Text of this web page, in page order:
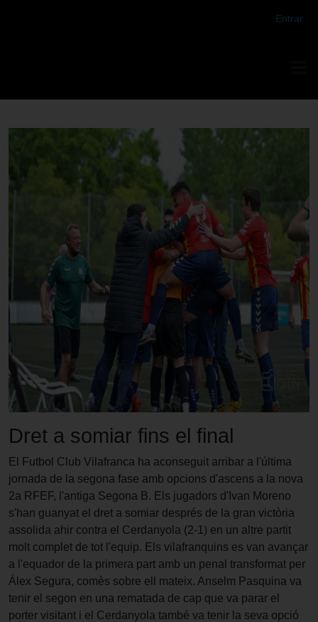
Entrar
Dret a somiar fins el final
El Futbol Club Vilafranca ha aconseguit arribar a l'última
jornada de la segona fase amb opcions d'ascens a la nova
2a RFEF, l'antiga Segona B. Els jugadors d'Ivan Moreno
s'han guanyat el dret a somiar després de la gran victòria
assolida ahir contra el Cerdanyola (2-1) en un altre partit
molt complet de tot l'equip. Els vilafranquins es van avançar
a l'equador de la primera part amb un penal transformat per
Álex Segura, comès sobre ell mateix. Anselm Pasquina va
tenir el segon en una rematada de cap que va parar el
porter visitant i el Cerdanyola també va tenir la seva opció